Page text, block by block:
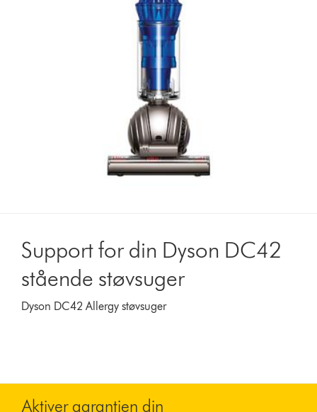
Support for din Dyson DC42
stående støvsuger
Dyson DC42 Allergy støvsuger
Aktiver garantien din